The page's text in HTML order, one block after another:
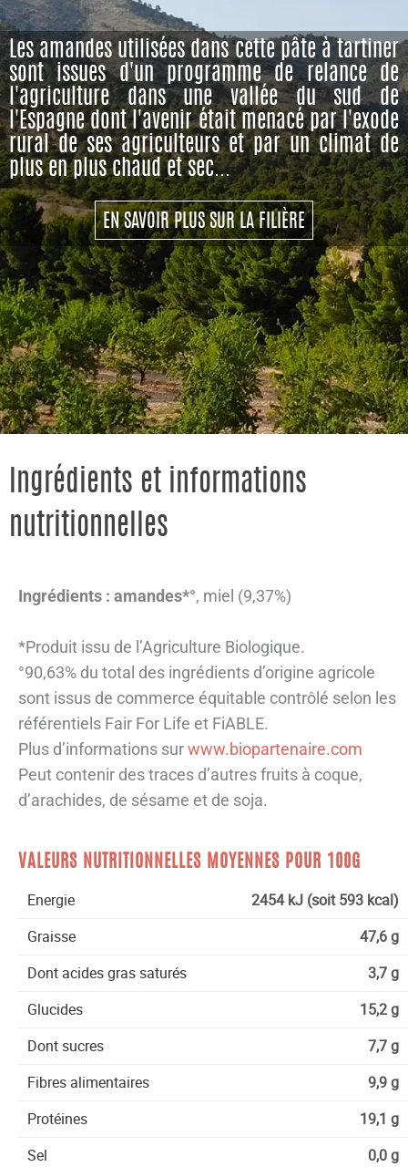
Les amandes utilisées dans cette pâte à tartiner
sont issues d'un programme de relance de
l'agriculture dans une vallée du sud de
l'Espagne dont l'avenir était menacé par l'exode
rural de ses agriculteurs et par un climat de
plus en plus chaud et sec...
EN SAVOIR PLUS SUR LA FILIÈRE
Ingrédients et informations
nutritionnelles
Ingrédients : amandes*°, miel (9,37%)
*Produit issu de l’Agriculture Biologique.
°90,63% du total des ingrédients d’origine agricole
sont issus de commerce équitable contrôlé selon les
référentiels Fair For Life et FiABLE.
Plus d’informations sur www.biopartenaire.com
Peut contenir des traces d’autres fruits à coque,
d’arachides, de sésame et de soja.
VALEURS NUTRITIONNELLES MOYENNES POUR 100G
Energie
2454 kJ (soit 593 kcal)
Graisse
47,6 g
Dont acides gras saturés
3,7 g
Glucides
15,2 g
Dont sucres
7,7 g
Fibres alimentaires
9,9 g
Protéines
19,1 g
Sel
0,0 g